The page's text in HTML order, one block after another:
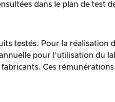
dans le plan de test
testés. Pour la réalisation
pour l’utilisation du
Ces